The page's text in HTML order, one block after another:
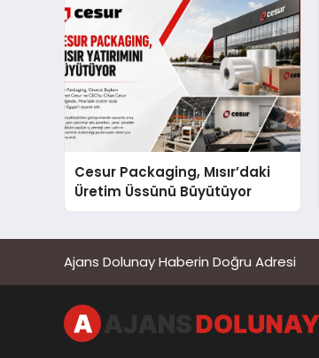
Cesur Packaging, Mısır’daki
Üretim Üssünü Büyütüyor
Ajans Dolunay Haberin Doğru Adresi